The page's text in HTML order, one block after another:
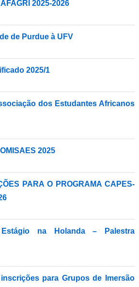
2025-2026
de Purdue à UFV
2025/1
dos Estudantes Africanos
2025
PARA O PROGRAMA CAPES-
na Holanda – Palestra
para Grupos de Imersão